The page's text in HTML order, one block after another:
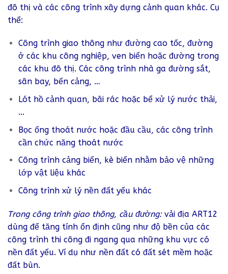
đô thị và các công trình xây dựng cảnh quan khác. Cụ
thể:
Công trình giao thông như đường cao tốc, đường
ở các khu công nghiệp, ven biển hoặc đường trong
các khu đô thị. Các công trình nhà ga đường sắt,
sân bay, bến cảng, …
Lót hồ cảnh quan, bãi rác hoặc bể xử lý nước thải,
…
Bọc ống thoát nước hoặc đầu cầu, các công trình
cần chức năng thoát nước
Công trình cảng biển, kè biển nhằm bảo vệ những
lớp vật liệu khác
Công trình xử lý nền đất yếu khác
Trong công trình giao thông, cầu đường:vải địa ART12
dùng để tăng tính ổn định cũng như độ bền của các
công trình thi công đi ngang qua những khu vực có
nền đất yếu. Ví dụ như nền đất có đất sét mềm hoặc
đất bùn.